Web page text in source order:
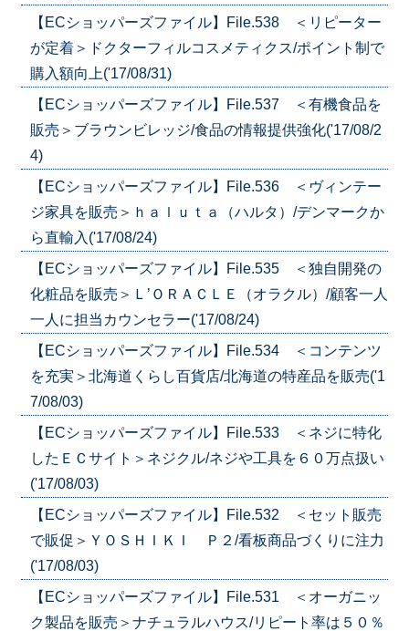
【ECショッパーズファイル】File.538 ＜リピーター
が定着＞ドクターフィルコスメティクス/ポイント制で
購入額向上('17/08/31)
【ECショッパーズファイル】File.537 ＜有機食品を
販売＞ブラウンビレッジ/食品の情報提供強化('17/08/2
4)
【ECショッパーズファイル】File.536 ＜ヴィンテー
ジ家具を販売＞ｈａｌｕｔａ（ハルタ）/デンマークか
ら直輸入('17/08/24)
【ECショッパーズファイル】File.535 ＜独自開発の
化粧品を販売＞Ｌ’ＯＲＡＣＬＥ（オラクル）/顧客一人
一人に担当カウンセラー('17/08/24)
【ECショッパーズファイル】File.534 ＜コンテンツ
を充実＞北海道くらし百貨店/北海道の特産品を販売('1
7/08/03)
【ECショッパーズファイル】File.533 ＜ネジに特化
したＥＣサイト＞ネジクル/ネジや工具を６０万点扱い
('17/08/03)
【ECショッパーズファイル】File.532 ＜セット販売
で販促＞ＹＯＳＨＩＫＩ Ｐ２/看板商品づくりに注力
('17/08/03)
【ECショッパーズファイル】File.531 ＜オーガニッ
ク製品を販売＞ナチュラルハウス/リピート率は５０％